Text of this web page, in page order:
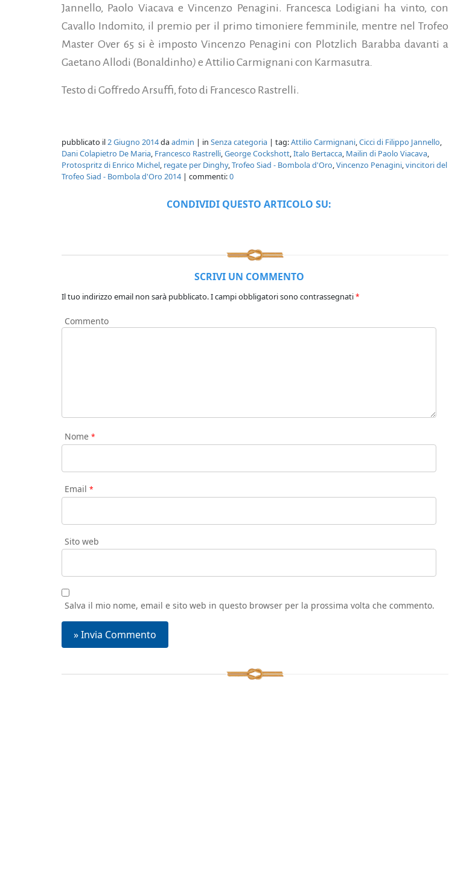
Jannello, Paolo Viacava e Vincenzo Penagini. Francesca Lodigiani ha vinto, con
Cavallo Indomito, il premio per il primo timoniere femminile, mentre nel Trofeo
Master Over 65 si è imposto Vincenzo Penagini con Plotzlich Barabba davanti a
Gaetano Allodi (Bonaldinho) e Attilio Carmignani con Karmasutra.
Testo di Goffredo Arsuffi, foto di Francesco Rastrelli.
pubblicato il2 Giugno 2014daadmin | in Senza categoria | tag:Attilio Carmignani,Cicci di Filippo Jannello,
Dani Colapietro De Maria, Francesco Rastrelli,George Cockshott,Italo Bertacca, Mailin di Paolo Viacava,
Protospritz di Enrico Michel, regate per Dinghy,Trofeo Siad - Bombola d'Oro,Vincenzo Penagini,vincitori del
Trofeo Siad - Bombola d'Oro 2014 | commenti:0
CONDIVIDI QUESTO ARTICOLO SU:
SCRIVI UN COMMENTO
Il tuo indirizzo email non sarà pubblicato.I campi obbligatori sono contrassegnati*
Commento
Nome *
Email *
Sito web
Salva il mio nome, email e sito web in questo browser per la prossima volta che commento.